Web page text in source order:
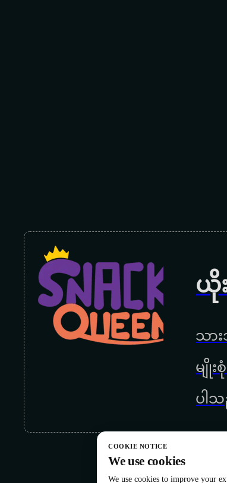
ယို
သား
မျိုး
ပါ
COOKIE NOTICE
We use cookies
We use cookies to improve your